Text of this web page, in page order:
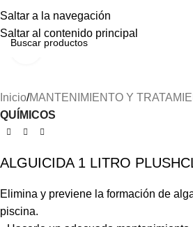
Saltar a la navegación
Saltar al contenido principal
Menú
Haga clic para ampliar
Inicio MANTENIMIENTO Y
QUÍMICOS
ALGUICIDA 1 LITRO
Elimina y previene la formación de
piscina.